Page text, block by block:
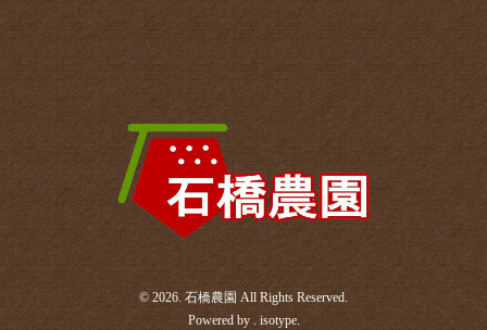
© 2026. 石橋農園 All Rights Reserved.
Powered by . isotype.